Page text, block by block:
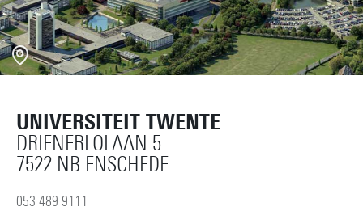
UNIVERSITEIT TWENTE
DRIENERLOLAAN 5
7522 NB ENSCHEDE
053 489 9111